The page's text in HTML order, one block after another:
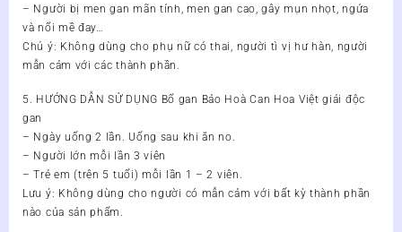
– Người bị men gan mãn tính, men gan cao, gây mụn nhọt, ngứa
và nổi mề đay…
Chú ý: Không dùng cho phụ nữ có thai, người tì vị hư hàn, người
mẫn cảm với các thành phần.
5. HƯỚNG DẪN SỬ DỤNG Bổ gan Bảo Hoà Can Hoa Việt giải độc
gan
– Ngày uống 2 lần. Uống sau khi ăn no.
– Người lớn mỗi lần 3 viên
– Trẻ em (trên 5 tuổi) mỗi lần 1 – 2 viên.
Lưu ý: Không dùng cho người có mẫn cảm với bất kỳ thành phần
nào của sản phẩm.